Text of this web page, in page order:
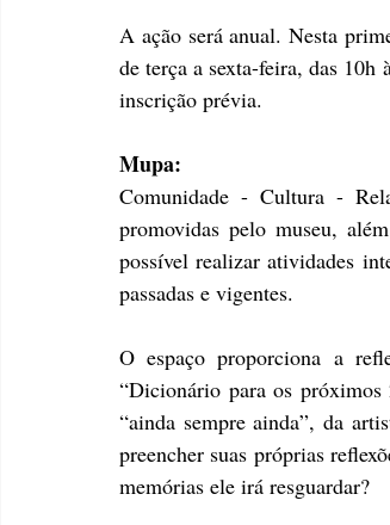
A ação será anual. Nesta
de terça a sexta-feira, das 10h
inscrição prévia.
Mupa:
Comunidade - Cultura -
promovidas pelo museu,
possível realizar atividades
passadas e vigentes.
O espaço proporciona a
“Dicionário para os próximos
“ainda sempre ainda”, da
preencher suas próprias
memórias ele irá resguardar?